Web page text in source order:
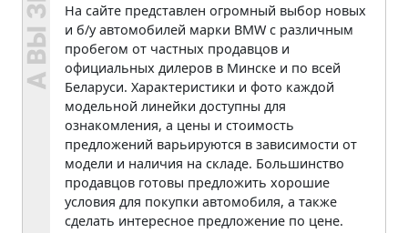
На сайте представлен огромный выбор новых
и б/у автомобилей марки BMW с различным
пробегом от частных продавцов и
официальных дилеров в Минске и по всей
Беларуси. Характеристики и фото каждой
модельной линейки доступны для
ознакомления, а цены и стоимость
предложений варьируются в зависимости от
модели и наличия на складе. Большинство
продавцов готовы предложить хорошие
условия для покупки автомобиля, а также
сделать интересное предложение по цене.